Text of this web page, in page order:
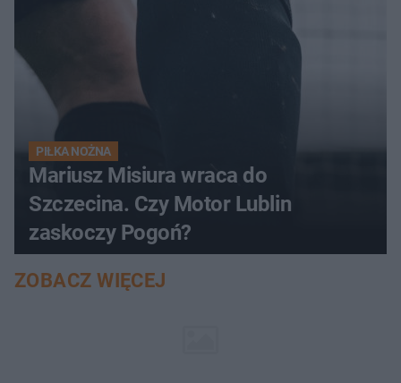
PIŁKA NOŻNA
Mariusz Misiura wraca do
Szczecina. Czy Motor Lublin
zaskoczy Pogoń?
ZOBACZ WIĘCEJ